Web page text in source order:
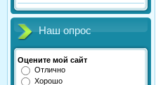
Наш опрос
Оцените мой сайт
Отлично
Хорошо